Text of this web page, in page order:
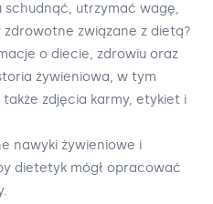
schudnąć, utrzymać wagę,
związane z dietą?
o diecie, zdrowiu oraz
żywieniowa, w tym
zdjęcia karmy, etykiet i
nawyki żywieniowe i
dietetyk mógł opracować